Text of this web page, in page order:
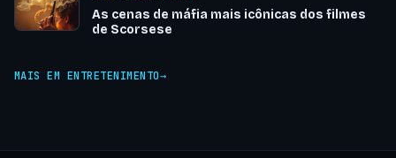
As cenas de máfia mais icônicas dos filmes
de Scorsese
MAIS EM ENTRETENIMENTO